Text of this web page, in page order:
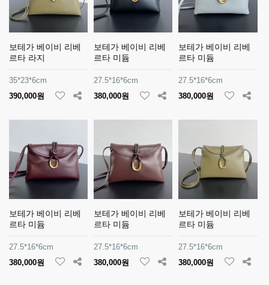
보테가 베이비 리베
르타 라지
35*23*6cm
390,000원
보테가 베이비 리베
르타 미듐
27.5*16*6cm
380,000원
보테가 베이비 리베
르타 미듐
27.5*16*6cm
380,000원
보테가 베이비 리베
르타 미듐
27.5*16*6cm
380,000원
보테가 베이비 리베
르타 미듐
27.5*16*6cm
380,000원
보테가 베이비 리베
르타 미듐
27.5*16*6cm
380,000원